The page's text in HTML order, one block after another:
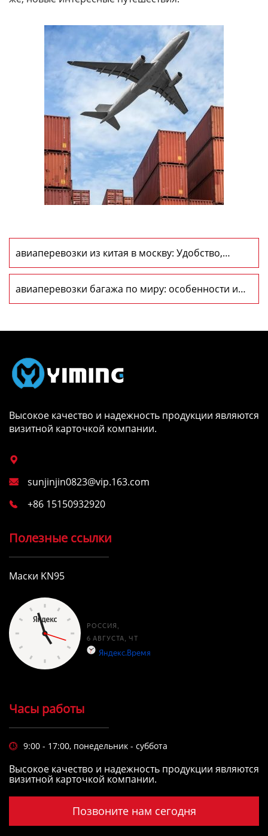
авиаперевозки из китая в москву: Удобство,
Быстрота и Надежность
авиаперевозки багажа по миру: особенности и
преимущества
Высокое качество и надежность продукции являются
визитной карточкой компании.

 sunjinjin0823@vip.163.com
 +86 15150932920
Полезные ссылки
Маски KN95
Часы работы
 9:00 - 17:00, понедельник - суббота
Высокое качество и надежность продукции являются
визитной карточкой компании.
Позвоните нам сегодня